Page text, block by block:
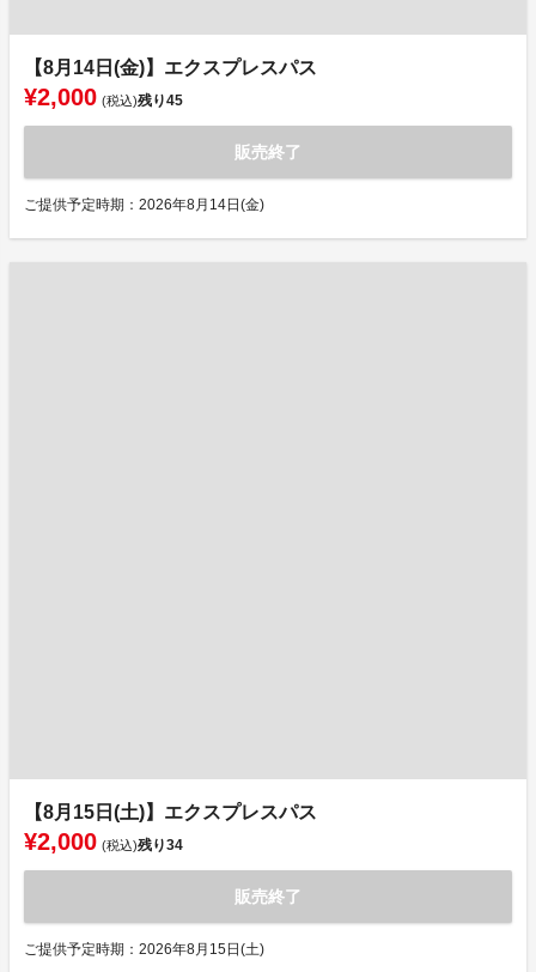
【8月14日(金)】エクスプレスパス
¥2,000 (税込)残り45
販売終了
ご提供予定時期：2026年8月14日(金)
【8月15日(土)】エクスプレスパス
¥2,000 (税込)残り34
販売終了
ご提供予定時期：2026年8月15日(土)